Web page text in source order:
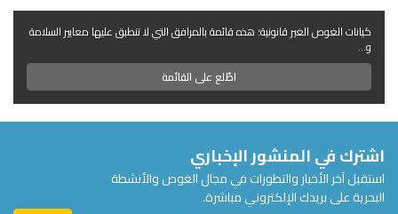
كيانات الغوص الغير قانونية؛ هذه قائمة بالمرافق التي لا تنطبق عليها معايير السلامة
و...
اطّلع على القائمة
اشترك في المنشور الإخباري
استقبل آخر الأخبار والتطورات في مجال الغوص والأنشطة
البحرية على بريدك الإلكتروني مباشرة.